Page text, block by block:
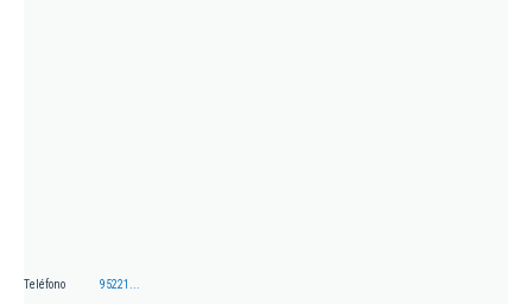
Teléfono 95221...